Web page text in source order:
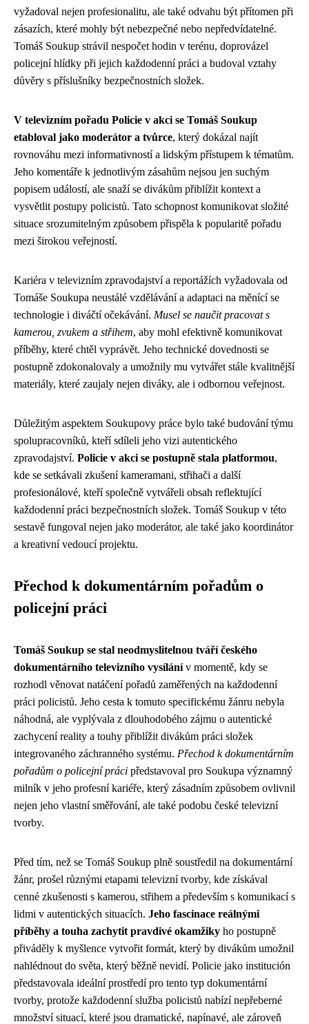
vyžadoval nejen profesionalitu, ale také odvahu být přítomen při
zásazích, které mohly být nebezpečné nebo nepředvídatelné.
Tomáš Soukup strávil nespočet hodin v terénu, doprovázel
policejní hlídky při jejich každodenní práci a budoval vztahy
důvěry s příslušníky bezpečnostních složek.
V televizním pořadu Policie v akci se Tomáš Soukup
etabloval jako moderátor a tvůrce, který dokázal najít
rovnováhu mezi informativností a lidským přístupem k tématům.
Jeho komentáře k jednotlivým zásahům nejsou jen suchým
popisem událostí, ale snaží se divákům přiblížit kontext a
vysvětlit postupy policistů. Tato schopnost komunikovat složité
situace srozumitelným způsobem přispěla k popularitě pořadu
mezi širokou veřejností.
Kariéra v televizním zpravodajství a reportážích vyžadovala od
Tomáše Soukupa neustálé vzdělávání a adaptaci na měnící se
technologie i diváčtí očekávání. Musel se naučit pracovat s
kamerou, zvukem a střihem, aby mohl efektivně komunikovat
příběhy, které chtěl vyprávět. Jeho technické dovednosti se
postupně zdokonalovaly a umožnily mu vytvářet stále kvalitnější
materiály, které zaujaly nejen diváky, ale i odbornou veřejnost.
Důležitým aspektem Soukupovy práce bylo také budování týmu
spolupracovníků, kteří sdíleli jeho vizi autentického
zpravodajství. Policie v akci se postupně stala platformou,
kde se setkávali zkušení kameramani, střihači a další
profesionálové, kteří společně vytvářeli obsah reflektující
každodenní práci bezpečnostních složek. Tomáš Soukup v této
sestavě fungoval nejen jako moderátor, ale také jako koordinátor
a kreativní vedoucí projektu.
Přechod k dokumentárním pořadům o
policejní práci
Tomáš Soukup se stal neodmyslitelnou tváří českého
dokumentárního televizního vysílánív momentě, kdy se
rozhodl věnovat natáčení pořadů zaměřených na každodenní
práci policistů. Jeho cesta k tomuto specifickému žánru nebyla
náhodná, ale vyplývala z dlouhodobého zájmu o autentické
zachycení reality a touhy přiblížit divákům práci složek
integrovaného záchranného systému. Přechod k dokumentárním
pořadům o policejní práci představoval pro Soukupa významný
milník v jeho profesní kariéře, který zásadním způsobem ovlivnil
nejen jeho vlastní směřování, ale také podobu české televizní
tvorby.
Před tím, než se Tomáš Soukup plně soustředil na dokumentární
žánr, prošel různými etapami televizní tvorby, kde získával
cenné zkušenosti s kamerou, střihem a především s komunikací s
lidmi v autentických situacích. Jeho fascinace reálnými
příběhy a touha zachytit pravdivé okamžiky ho postupně
přiváděly k myšlence vytvořit formát, který by divákům umožnil
nahlédnout do světa, který běžně nevidí. Policie jako institución
představovala ideální prostředí pro tento typ dokumentární
tvorby, protože každodenní služba policistů nabízí nepřeberné
množství situací, které jsou dramatické, napínavé, ale zároveň